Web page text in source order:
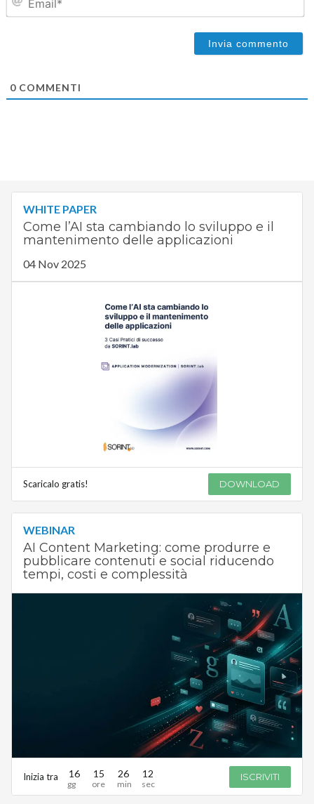
0COMMENTI
WHITE PAPER
Come l’AI sta cambiando lo sviluppo e il
mantenimento delle applicazioni
04 Nov 2025
Scaricalo gratis! DOWNLOAD
WEBINAR
AI Content Marketing: come produrre e
pubblicare contenuti e social riducendo
tempi, costi e complessità
Inizia tra 16 15 26 12 ISCRIVITI